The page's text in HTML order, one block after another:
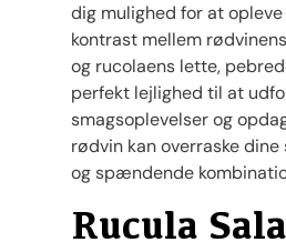
dig mulighed for at
kontrast mellem
og rucolaens lette,
perfekt lejlighed til at
smagsoplevelser og
rødvin kan overraske dine
og spændende
Rucula